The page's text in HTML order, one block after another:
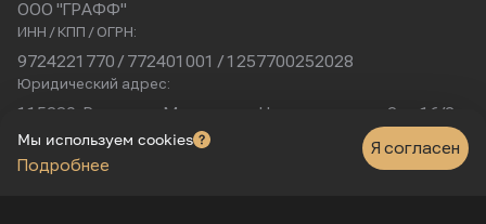
ООО "ГРАФФ"
ИНН / КПП / ОГРН:
9724221770 / 772401001 / 1257700252028
Юридический адрес:
115230, Россия, г. Москва, ул. Нагатинская, д. 2, п. 16/2
Физический адрес:
г. Москва, Нагатинская улица, 16к1с5
Мы используем cookies
Подробнее
Я согласен